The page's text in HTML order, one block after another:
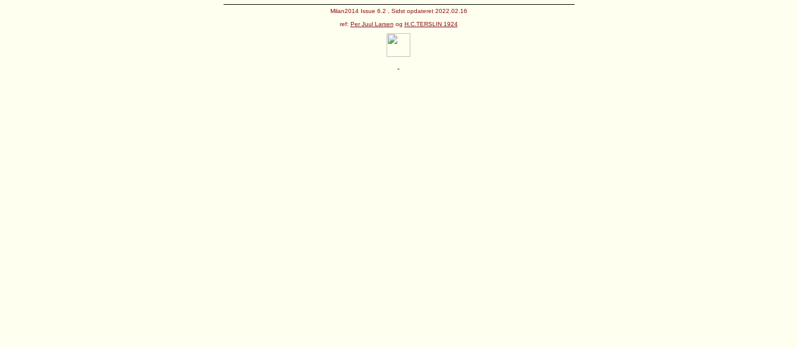
Milan2014 Issue 6.2 , Sidst opdateret 2022.02.16
ref: Per Juul Larsen og H.C.TERSLIN 1924